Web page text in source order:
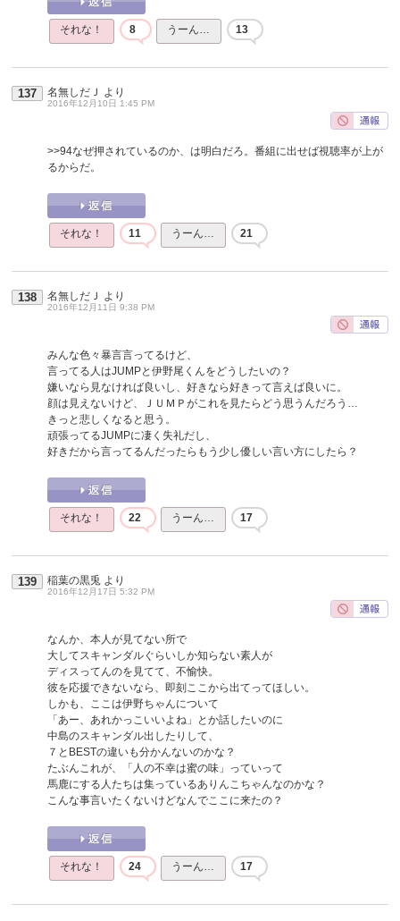
それな！ 8 うーん… 13
137 名無しだＪ より
2016年12月10日 1:45 PM
>>94なぜ押されているのか、は明白だろ。番組に出せば視聴率が上が
るからだ。
それな！ 11 うーん… 21
138 名無しだＪ より
2016年12月11日 9:38 PM
みんな色々暴言言ってるけど、
言ってる人はJUMPと伊野尾くんをどうしたいの？
嫌いなら見なければ良いし、好きなら好きって言えば良いに。
顔は見えないけど、ＪＵＭＰがこれを見たらどう思うんだろう…
きっと悲しくなると思う。
頑張ってるJUMPに凄く失礼だし、
好きだから言ってるんだったらもう少し優しい言い方にしたら？
それな！ 22 うーん… 17
139 稲葉の黒兎 より
2016年12月17日 5:32 PM
なんか、本人が見てない所で
大してスキャンダルぐらいしか知らない素人が
ディスってんのを見てて、不愉快。
彼を応援できないなら、即刻ここから出てってほしい。
しかも、ここは伊野ちゃんについて
「あー、あれかっこいいよね」とか話したいのに
中島のスキャンダル出したりして、
７とBESTの違いも分かんないのかな？
たぶんこれが、「人の不幸は蜜の味」っていって
馬鹿にする人たちは集っているありんこちゃんなのかな？
こんな事言いたくないけどなんでここに来たの？
それな！ 24 うーん… 17